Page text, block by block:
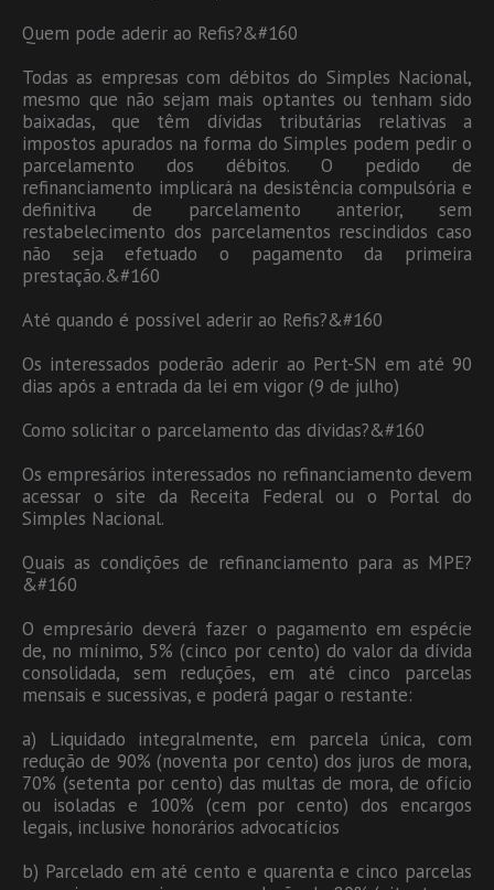
Quem pode aderir ao Refis?&#160
Todas as empresas com débitos do Simples Nacional,
mesmo que não sejam mais optantes ou tenham sido
baixadas, que têm dívidas tributárias relativas a
impostos apurados na forma do Simples podem pedir o
parcelamento dos débitos. O pedido de
refinanciamento implicará na desistência compulsória e
definitiva de parcelamento anterior, sem
restabelecimento dos parcelamentos rescindidos caso
não seja efetuado o pagamento da primeira
prestação.&#160
Até quando é possível aderir ao Refis?&#160
Os interessados poderão aderir ao Pert-SN em até 90
dias após a entrada da lei em vigor (9 de julho)
Como solicitar o parcelamento das dívidas?&#160
Os empresários interessados no refinanciamento devem
acessar o site da Receita Federal ou o Portal do
Simples Nacional.
Quais as condições de refinanciamento para as MPE?
&#160
O empresário deverá fazer o pagamento em espécie
de, no mínimo, 5% (cinco por cento) do valor da dívida
consolidada, sem reduções, em até cinco parcelas
mensais e sucessivas, e poderá pagar o restante:
a) Liquidado integralmente, em parcela única, com
redução de 90% (noventa por cento) dos juros de mora,
70% (setenta por cento) das multas de mora, de ofício
ou isoladas e 100% (cem por cento) dos encargos
legais, inclusive honorários advocatícios
b) Parcelado em até cento e quarenta e cinco parcelas